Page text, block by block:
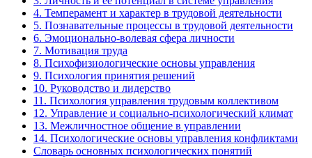
4. Темперамент и характер в трудовой деятельности
5. Познавательные процессы в трудовой деятельности
6. Эмоционально-волевая сфера личности
7. Мотивация труда
8. Психофизиологические основы управления
9. Психология принятия решений
10. Руководство и лидерство
11. Психология управления трудовым коллективом
12. Управление и социально-психологический климат
13. Межличностное общение в управлении
14. Психологические основы управления конфликтами
Словарь основных психологических понятий